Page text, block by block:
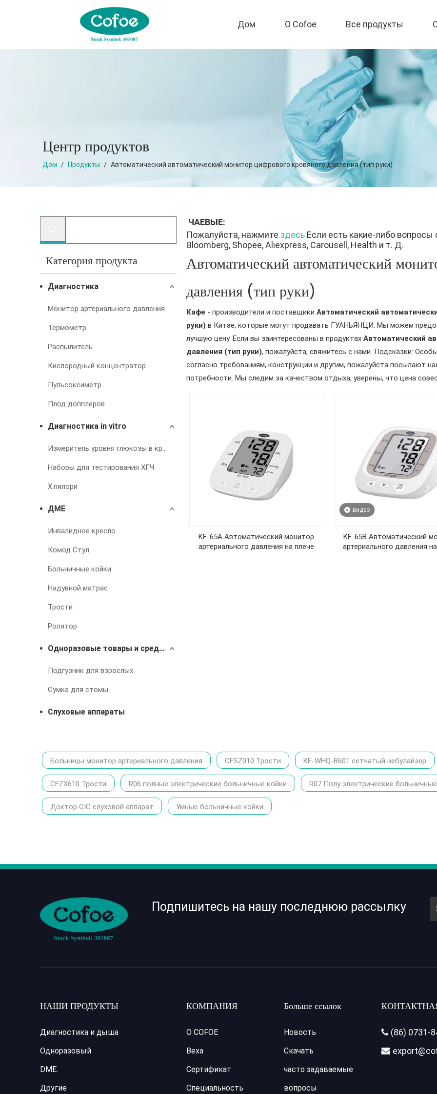
Дом О Cofoe Все продукты
Центр продуктов
Дом / Продукты / Автоматический автоматический монитор цифрового кровяного давления (тип руки)
Категория продукта
Диагностика
Монитор артериального давления
Термометр
Распылитель
Кислородный концентратор
Пульсоксиметр
Плод допплеров
Диагностика in vitro
Измеритель уровня глюкозы в крови
Наборы для тестирования ХГЧ
Х.пилори
ДМЕ
Инвалидное кресло
Комод Стул
Больничные койки
Надувной матрас
Трости
Ролятор
Одноразовые товары и средства для лечения недержания
Подгузник для взрослых
Сумка для стомы
Слуховые аппараты
ЧАЕВЫЕ:
Пожалуйста, нажмите здесь Если есть какие-либо
Bloomberg, Shopee, Aliexpress, Carousell, Health и т. Д.
Автоматический автоматический
давления (тип руки)
Кафе - производители и поставщики Автоматический
руки) в Китае, которые могут продавать ГУАНЬЯНЦИ. Мы можем
лучшую цену. Если вы заинтересованы в продуктах Автоматический
давления (тип руки), пожалуйста, свяжитесь с нами. Подсказки:
согласно требованиям, конструкции и другим, пожалуйста посылают
потребности. Мы следим за качеством отдыха, уверены, что цена
KF-65A Автоматический монитор
артериального давления на плече
видео
KF-65B Автоматический
артериального давления
Больницы монитор артериального давления CFSZ010 Трости KF-WHQ-B601 сетчатый небулайзер
CFZX610 Трости R06 полные электрические больничные койки R07 Полу электрические
Доктор CIC слуховой аппарат Умные больничные койки
Подпишитесь на нашу последнюю рассылку
НАШИ ПРОДУКТЫ
Диагностика и дыша
Одноразовый
DME.
Другие
КОМПАНИЯ
О COFOE
Веха
Сертификат
Специальность
Больше ссылок
Новость
Скачать
часто задаваемые
вопросы
 (86) 0731-
